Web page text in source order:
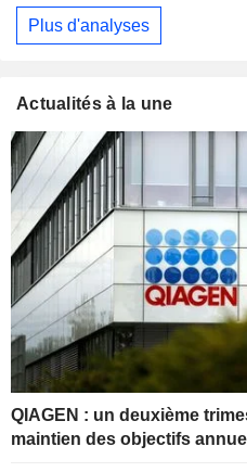
Plus d'analyses
Actualités à la une
QIAGEN : un deuxième
maintien des objectifs